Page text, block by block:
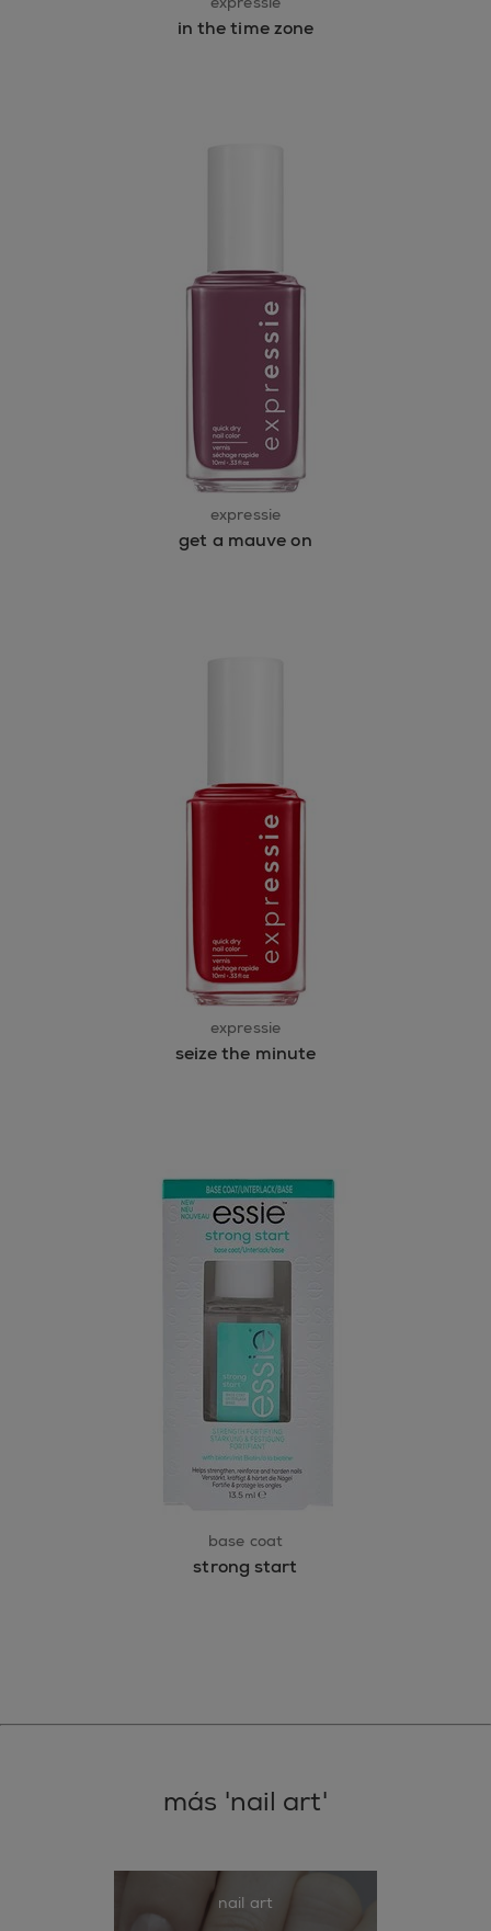
in the time zone
expressie
get a mauve on
expressie
seize the minute
base coat
strong start
más 'nail art'
nail art